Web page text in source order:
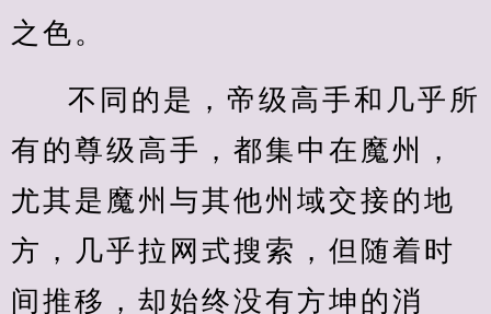
之色。
不同的是，帝级高手和几乎所
有的尊级高手，都集中在魔州，
尤其是魔州与其他州域交接的地
方，几乎拉网式搜索，但随着时
间推移，却始终没有方坤的消